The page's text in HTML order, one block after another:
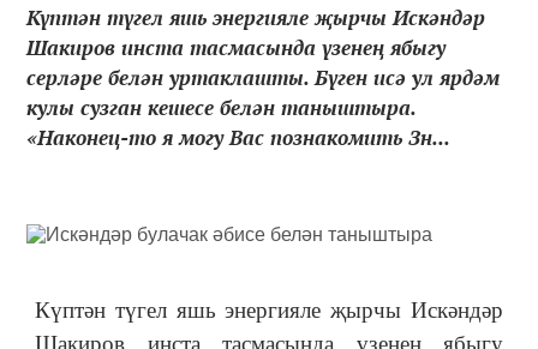
Күптән түгел яшь энергияле җырчы Искәндәр
Шакиров инста тасмасында үзенең ябыгу
серләре белән уртаклашты. Бүген исә ул ярдәм
кулы сузган кешесе белән таныштыра.
«Наконец-то я могу Вас познакомить Зн...
Күптән түгел яшь энергияле җырчы Искәндәр
Шакиров инста тасмасында үзенең ябыгу